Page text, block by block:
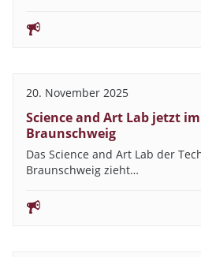
20. November 2025
Science and Art Lab jetzt
Braunschweig
Das Science and Art Lab der
Braunschweig zieht…